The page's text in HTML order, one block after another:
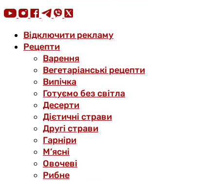
Відключити рекламу
Рецепти
Варення
Вегетаріанські рецепти
Випічка
Готуємо без світла
Десерти
Дієтичні страви
Другі страви
Гарніри
М’ясні
Овочеві
Рибне